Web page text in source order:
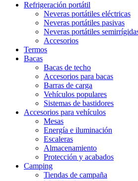
Refrigeración portátil
Neveras portátiles eléctricas
Neveras portátiles pasivas
Neveras portátiles
Accesorios
Termos
Bacas
Bacas de techo
Accesorios para bacas
Barras de carga
Vehículos populares
Sistemas de bastidores
Accesorios para vehículos
Mesas
Energía e iluminación
Escaleras
Almacenamiento
Protección y acabados
Camping
Tiendas de campaña